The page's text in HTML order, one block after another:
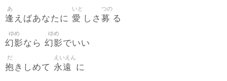
逢
あ
えばあなたに 愛
いと
しさ 募
つの
る
幻影
ゆめ
なら 幻影
ゆめ
でいい
抱
だ
きしめて 永遠
えいえん
に